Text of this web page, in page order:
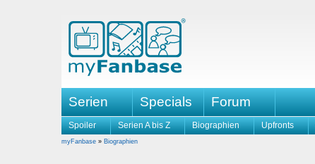
Serien Specials Forum
Spoiler Serien A bis Z Biographien Upfronts
myFanbase » Biographien